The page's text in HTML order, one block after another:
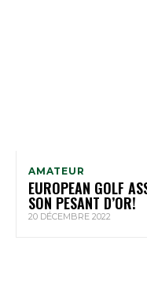
AMATEUR
EUROPEAN GOLF
SON PESANT D’OR!
20 DÉCEMBRE 2022